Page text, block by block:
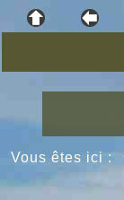
Vous êtes ici :